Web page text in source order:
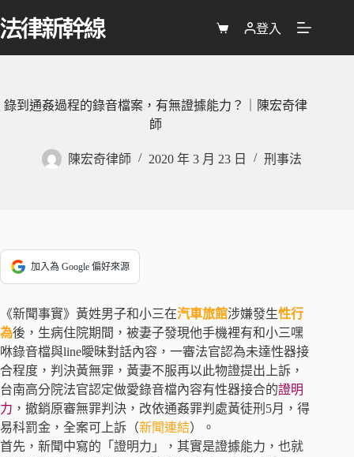
至
容
購
物
登入
錄到通姦過程的錄音檔案，有無證據能力？｜陳宏奇律
師
陳宏奇律師 2020 年 3 月 23 日 刑事法
加入為 Google 偏好來源
《新聞事實》黃姓男子和小三在汽車旅館涉嫌發生性行
為後，生病住院期間，被妻子發現他手機裡有和小三嘿
咻錄音檔與line曖昧對話內容，一審法官認為未達性器接
合程度，判決黃無罪，黃妻不服再以此物證提出上訴，
台南高分院法官認定做愛錄音檔內容有性器接合的證明
力 ，撤銷原審無罪判決，改依通姦罪判處黃徒刑5月，得
易科罰金，全案可上訴（新聞連結）。
首先，新聞中寫的「證明力」，其實是證據能力，也就